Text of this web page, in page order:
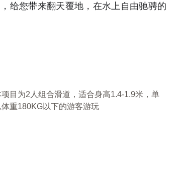
给您带来翻天覆地，在水上自由驰骋的
目为2人组合滑道，适合身高1.4-1.9米，单
重180KG以下的游客游玩